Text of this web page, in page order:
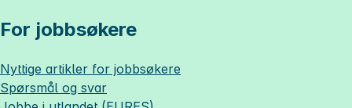
For jobbsøkere
Nyttige artikler for jobbsøkere
Spørsmål og svar